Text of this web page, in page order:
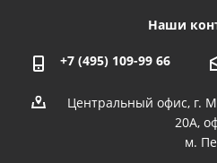
Наши
+7 (495) 109-99 66
Центральный офис, г.
20А,
м.